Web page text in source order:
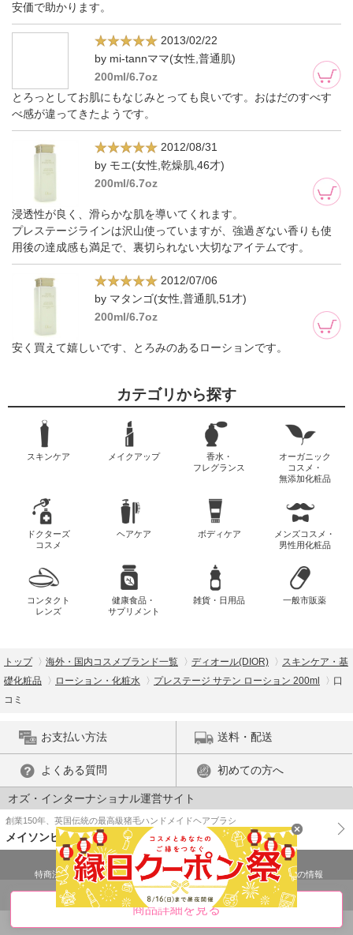
安価で助かります。
2013/02/22
by mi-tannママ(女性,普通肌)
200ml/6.7oz
とろっとしてお肌にもなじみとっても良いです。おはだのすべす
べ感が違ってきたようです。
2012/08/31
by モエ(女性,乾燥肌,46才)
200ml/6.7oz
浸透性が良く、滑らかな肌を導いてくれます。
プレステージラインは沢山使っていますが、強過ぎない香りも使
用後の達成感も満足で、裏切られない大切なアイテムです。
2012/07/06
by マタンゴ(女性,普通肌,51才)
200ml/6.7oz
安く買えて嬉しいです、とろみのあるローションです。
商品詳細を見る
カテゴリから探す
スキンケア メイクアップ
香水・
フレグランス
オーガニック
コスメ・
無添加化粧品
ドクターズ
コスメ
ヘアケア ボディケア
メンズコスメ・
男性用化粧品
コンタクト
レンズ
健康食品・
サプリメント
雑貨・日用品 一般市販薬
トップ 海外・国内コスメブランド一覧 ディオール(DIOR)
スキンケア・基
礎化粧品
ローション・化粧水 プレステージ サテン ローション 200ml
口
コミ
お支払い方法 送料・配送
よくある質問 初めての方へ
オズ・インターナショナル運営サイト
創業150年、英国伝統の最高級猪毛ハンドメイドヘアブラシ
メイソンピアソン
特商法に基づく表示 プライバシーポリシー
医薬品販売許可証の情報
ご利用規約
PC版で表示